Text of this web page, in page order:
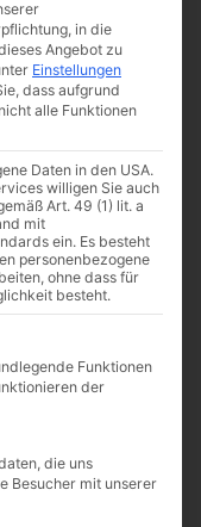
1St.
in die
Angebot zu
Einstellungen
dass aufgrund
alle Funktionen
Daten in den USA.
willigen Sie auch
Art. 49 (1) lit. a
mit
ein. Es besteht
personenbezogene
ohne dass für
besteht.
für die eine
Funktionen
der
die uns
Besucher mit unserer